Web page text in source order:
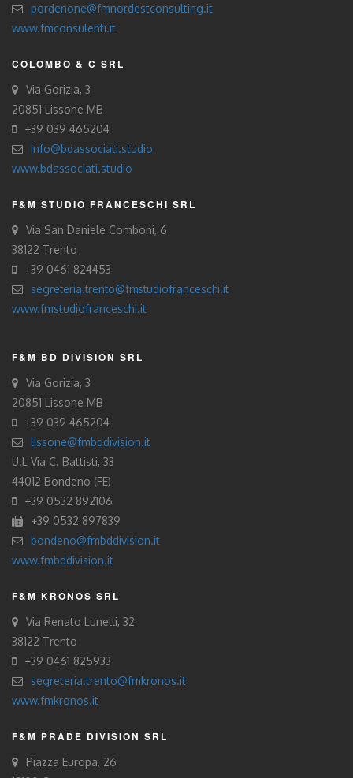
pordenone@fmnordestconsulting.it
www.fmconsulenti.it
COLOMBO & C SRL
Via Gorizia, 3
20851 Lissone MB
+39 039 465204
info@bdassociati.studio
www.bdassociati.studio
F&M STUDIO FRANCESCHI SRL
Via San Daniele Comboni, 6
38122 Trento
+39 0461 824453
segreteria.trento@fmstudiofranceschi.it
www.fmstudiofranceschi.it
F&M BD DIVISION SRL
Via Gorizia, 3
20851 Lissone MB
+39 039 465204
lissone@fmbddivision.it
U.L Via C. Battisti, 33
44012 Bondeno (FE)
+39 0532 892106
+39 0532 897839
bondeno@fmbddivision.it
www.fmbddivision.it
F&M KRONOS SRL
Via Renato Lunelli, 32
38122 Trento
+39 0461 825933
segreteria.trento@fmkronos.it
www.fmkronos.it
F&M PRADE DIVISION SRL
Piazza Europa, 26